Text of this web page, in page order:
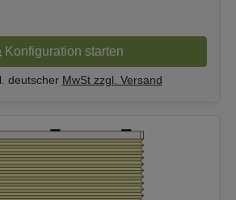
Konfiguration starten
deutscher MwSt zzgl. Versand